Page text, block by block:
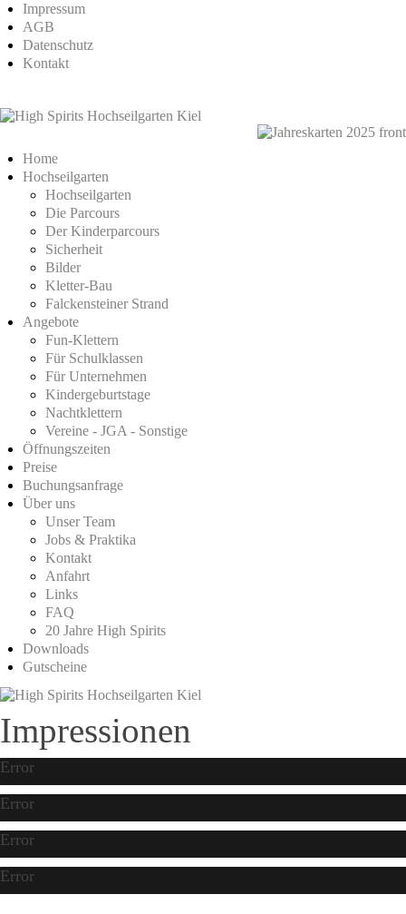
Impressum
AGB
Datenschutz
Kontakt
Home
Hochseilgarten
Hochseilgarten
Die Parcours
Der Kinderparcours
Sicherheit
Bilder
Kletter-Bau
Falckensteiner Strand
Angebote
Fun-Klettern
Für Schulklassen
Für Unternehmen
Kindergeburtstage
Nachtklettern
Vereine - JGA - Sonstige
Öffnungszeiten
Preise
Buchungsanfrage
Über uns
Unser Team
Jobs & Praktika
Kontakt
Anfahrt
Links
FAQ
20 Jahre High Spirits
Downloads
Gutscheine
Impressionen
Error
Error
Error
Error